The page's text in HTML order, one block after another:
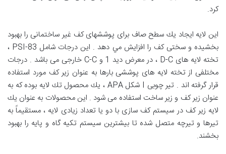
کرد.
اين لايه ايجاد يك سطح صاف برای پوششهای كف غير ساختمانی را بهبود
بخشيده و سختی كف را افزايش مي دهد . اين درجات شامل PSI-83 ،
تخته لايه های D-C ، در معرض ديد 1 و C-C خارجی می باشد . درجات
مختلفی از تخته لايه های پوششی بارها به عنوان زير كف مورد استفاده
قرار گرفته اند . تير چوبی I شكل APA ، يك محصول تك لايه بوده كه به
عنوان زير كف و زير ساخت استفاده می شود . اين محصولات به عنوان يك
لايه زير كف در سيستم كف سازی با دو يا تعداد زيادی لايه ، مستقيماً به
تيرها و تيرچه متصل شده تا بيشترين سيستم تكيه گاه و پايه را بهبود
بخشند.